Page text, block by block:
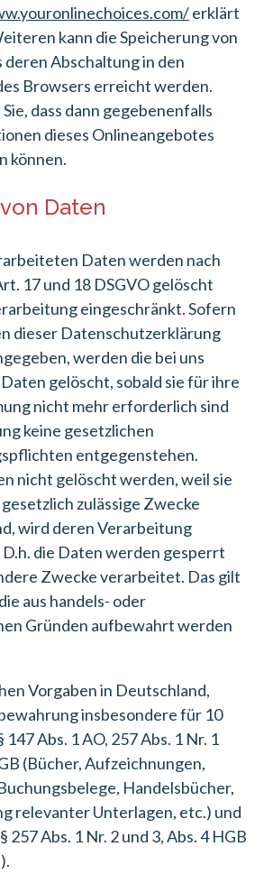
erklärt
kann die Speicherung von
deren Abschaltung in den
Browsers erreicht werden.
dass dann gegebenenfalls
dieses Onlineangebotes
können.
Daten
Daten werden nach
17 und 18 DSGVO gelöscht
eingeschränkt. Sofern
dieser Datenschutzerklärung
werden die bei uns
gelöscht, sobald sie für ihre
nicht mehr erforderlich sind
keine gesetzlichen
entgegenstehen.
nicht gelöscht werden, weil sie
zulässige Zwecke
wird deren Verarbeitung
die Daten werden gesperrt
Zwecke verarbeitet. Das gilt
aus handels- oder
Gründen aufbewahrt werden
Vorgaben in Deutschland,
insbesondere für 10
147 Abs. 1 AO, 257 Abs. 1 Nr. 1
(Bücher, Aufzeichnungen,
Handelsbücher,
relevanter Unterlagen, etc.) und
257 Abs. 1 Nr. 2 und 3, Abs. 4 HGB